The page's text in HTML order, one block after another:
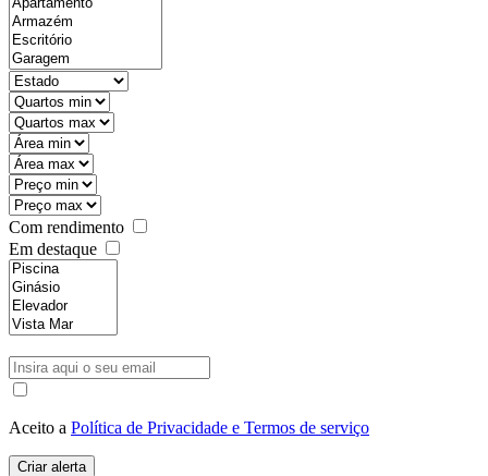
Com rendimento
Em destaque
Aceito a Política de Privacidade e Termos de serviço